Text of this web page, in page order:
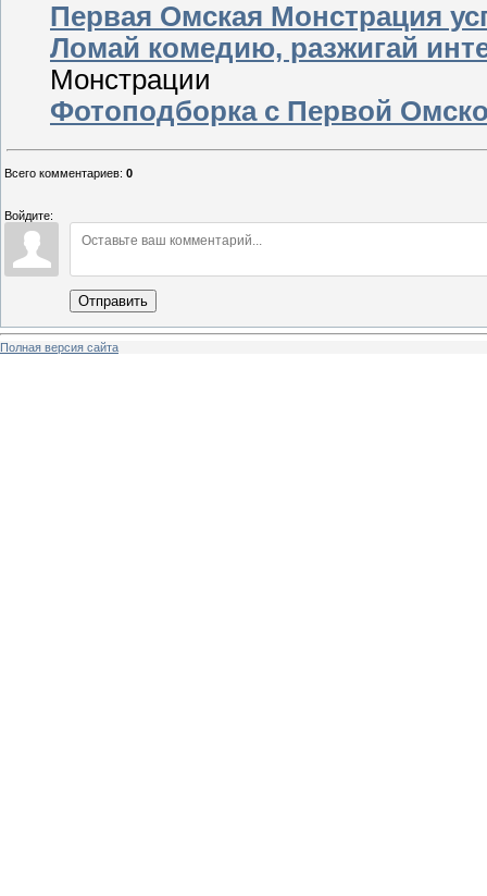
Первая Омская Монстрация
Ломай комедию, разжигай
Монстрации
Фотоподборка с Первой
Всего комментариев: 0
Войдите:
Отправить
Полная версия сайта